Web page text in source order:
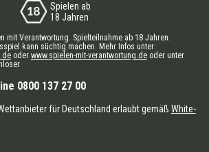
Spielen ab
18 Jahren
mit Verantwortung. Spielteilnahme ab 18 Jahren.
kann süchtig machen. Mehr Infos unter:
oder www.spielen-mit-verantwortung.deoder unter
0800 137 27 00
für Deutschland erlaubt gemäß White-